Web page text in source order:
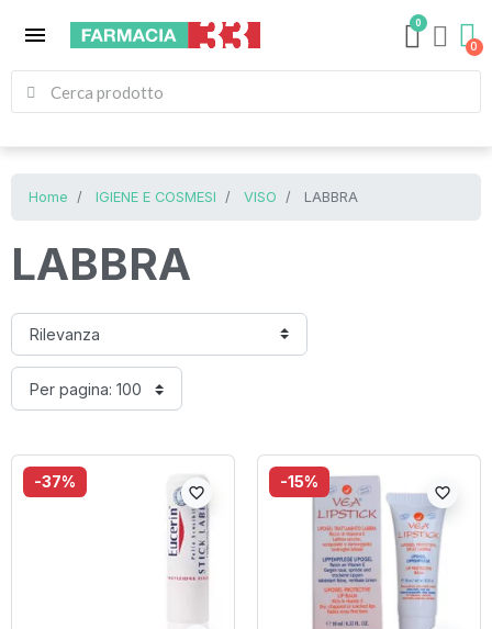
menu 0
Home IGIENE E COSMESI VISO LABBRA
LABBRA
-37%
favorite_border
-15%
favorite_border